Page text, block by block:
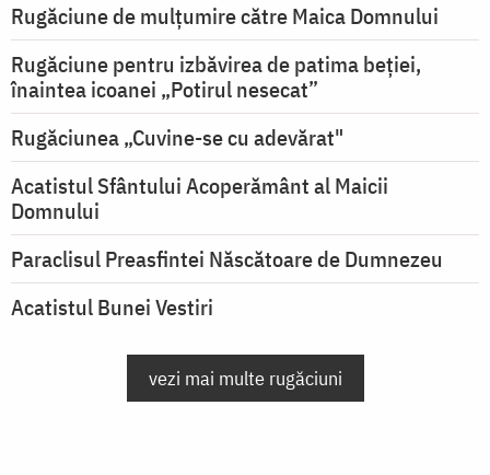
Rugăciune de mulţumire către Maica Domnului
Rugăciune pentru izbăvirea de patima beției,
înaintea icoanei „Potirul nesecat”
Rugăciunea „Cuvine-se cu adevărat"
Acatistul Sfântului Acoperământ al Maicii
Domnului
Paraclisul Preasfintei Născătoare de Dumnezeu
Acatistul Bunei Vestiri
vezi mai multe rugăciuni